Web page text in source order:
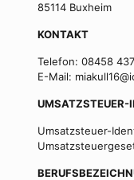
85114 Buxheim
KONTAKT
Telefon: 08458
E-Mail:
UMSATZSTEUER-
Umsatzsteuer-